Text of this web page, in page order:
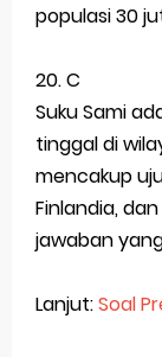
populasi 30
20. C
Suku Sami
tinggal di
mencakup
Finlandia,
jawaban
Lanjut:Soal